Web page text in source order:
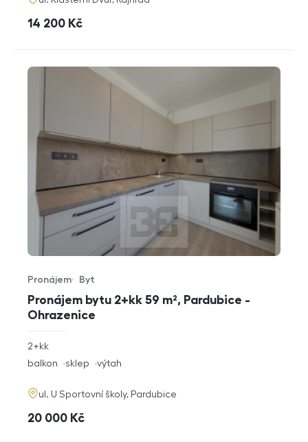
cena
14 200 Kč
Pronájem bytu 2+kk 59 m², Pardubice -
Ohrazenice
Typ nabídky
Pronájem
Typ nemovitosti
Byt
rozměry
dispozice
2+kk
funkce
balkon sklep výtah
adresa
ul. U Sportovní školy, Pardubice
cena
20 000 Kč